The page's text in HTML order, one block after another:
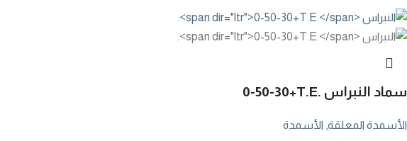
سماد النبراس 0-50-30+T.E.
الأسمدة المعلقة الأسمدة